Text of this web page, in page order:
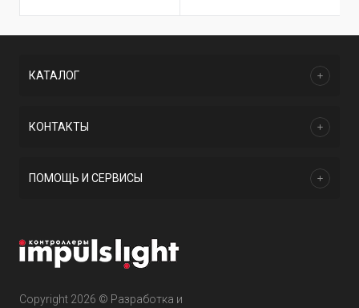
Copyright 2026 © Разработка и
КАТАЛОГ
КОНТАКТЫ
ПОМОЩЬ И СЕРВИСЫ